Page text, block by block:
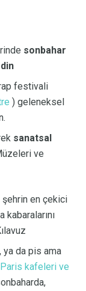
sonbahar
festivali
) geleneksel
sanatsal
ve
şehrin en çekici
kabaralarını
ya da pis ama
kafeleri ve